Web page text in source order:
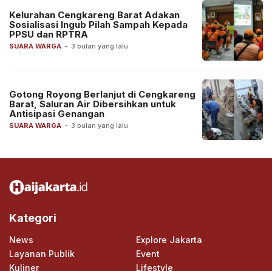
SUARA WARGA - 3 bulan yang lalu
Kelurahan Cengkareng Barat Adakan
Sosialisasi Ingub Pilah Sampah Kepada
PPSU dan RPTRA
SUARA WARGA - 3 bulan yang lalu
Gotong Royong Berlanjut di Cengkareng
Barat, Saluran Air Dibersihkan untuk
Antisipasi Genangan
Kategori
News
Explore Jakarta
Layanan Publik
Event
Kuliner
Lifestyle